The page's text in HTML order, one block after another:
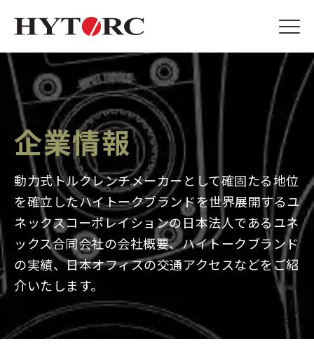
企業情報
動力式トルクレンチメーカーとして確固たる地位
を確立したハイトークブランドを世界展開するユ
ネックスコーポレイションの日本法人であるユネ
ックス合同会社の会社概要、ハイトークブランド
の実績、日本オフィスの交通アクセスなどをご紹
介いたします。